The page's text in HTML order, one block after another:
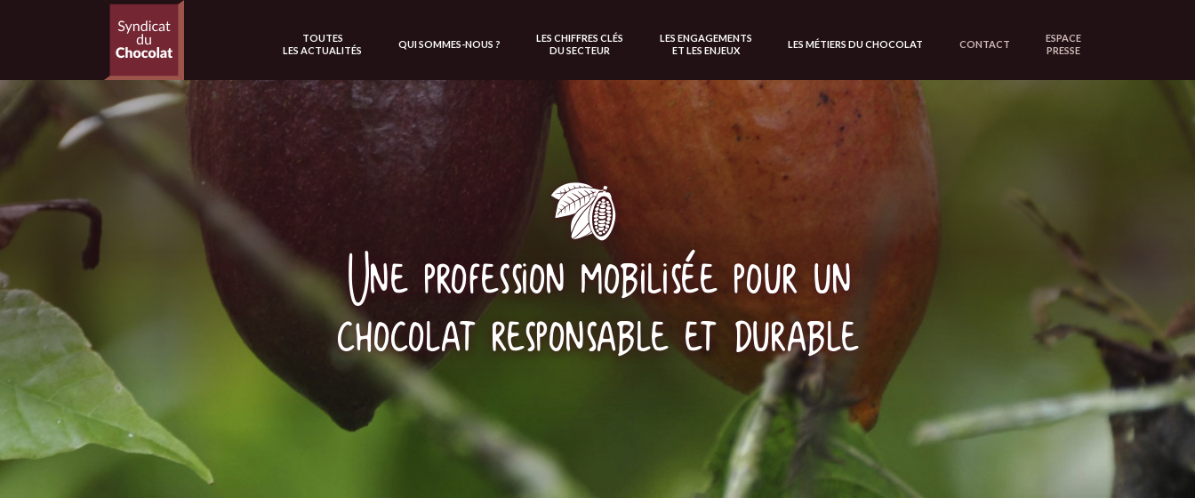
TOUTES
LES ACTUALITÉS
QUI SOMMES-NOUS ?
LES CHIFFRES CLÉS
DU SECTEUR
LES ENGAGEMENTS
ET LES ENJEUX
LES MÉTIERS DU CHOCOLAT CONTACT
ESPACE
PRESSE
Une profession mobilisée pour un
chocolat responsable et durable